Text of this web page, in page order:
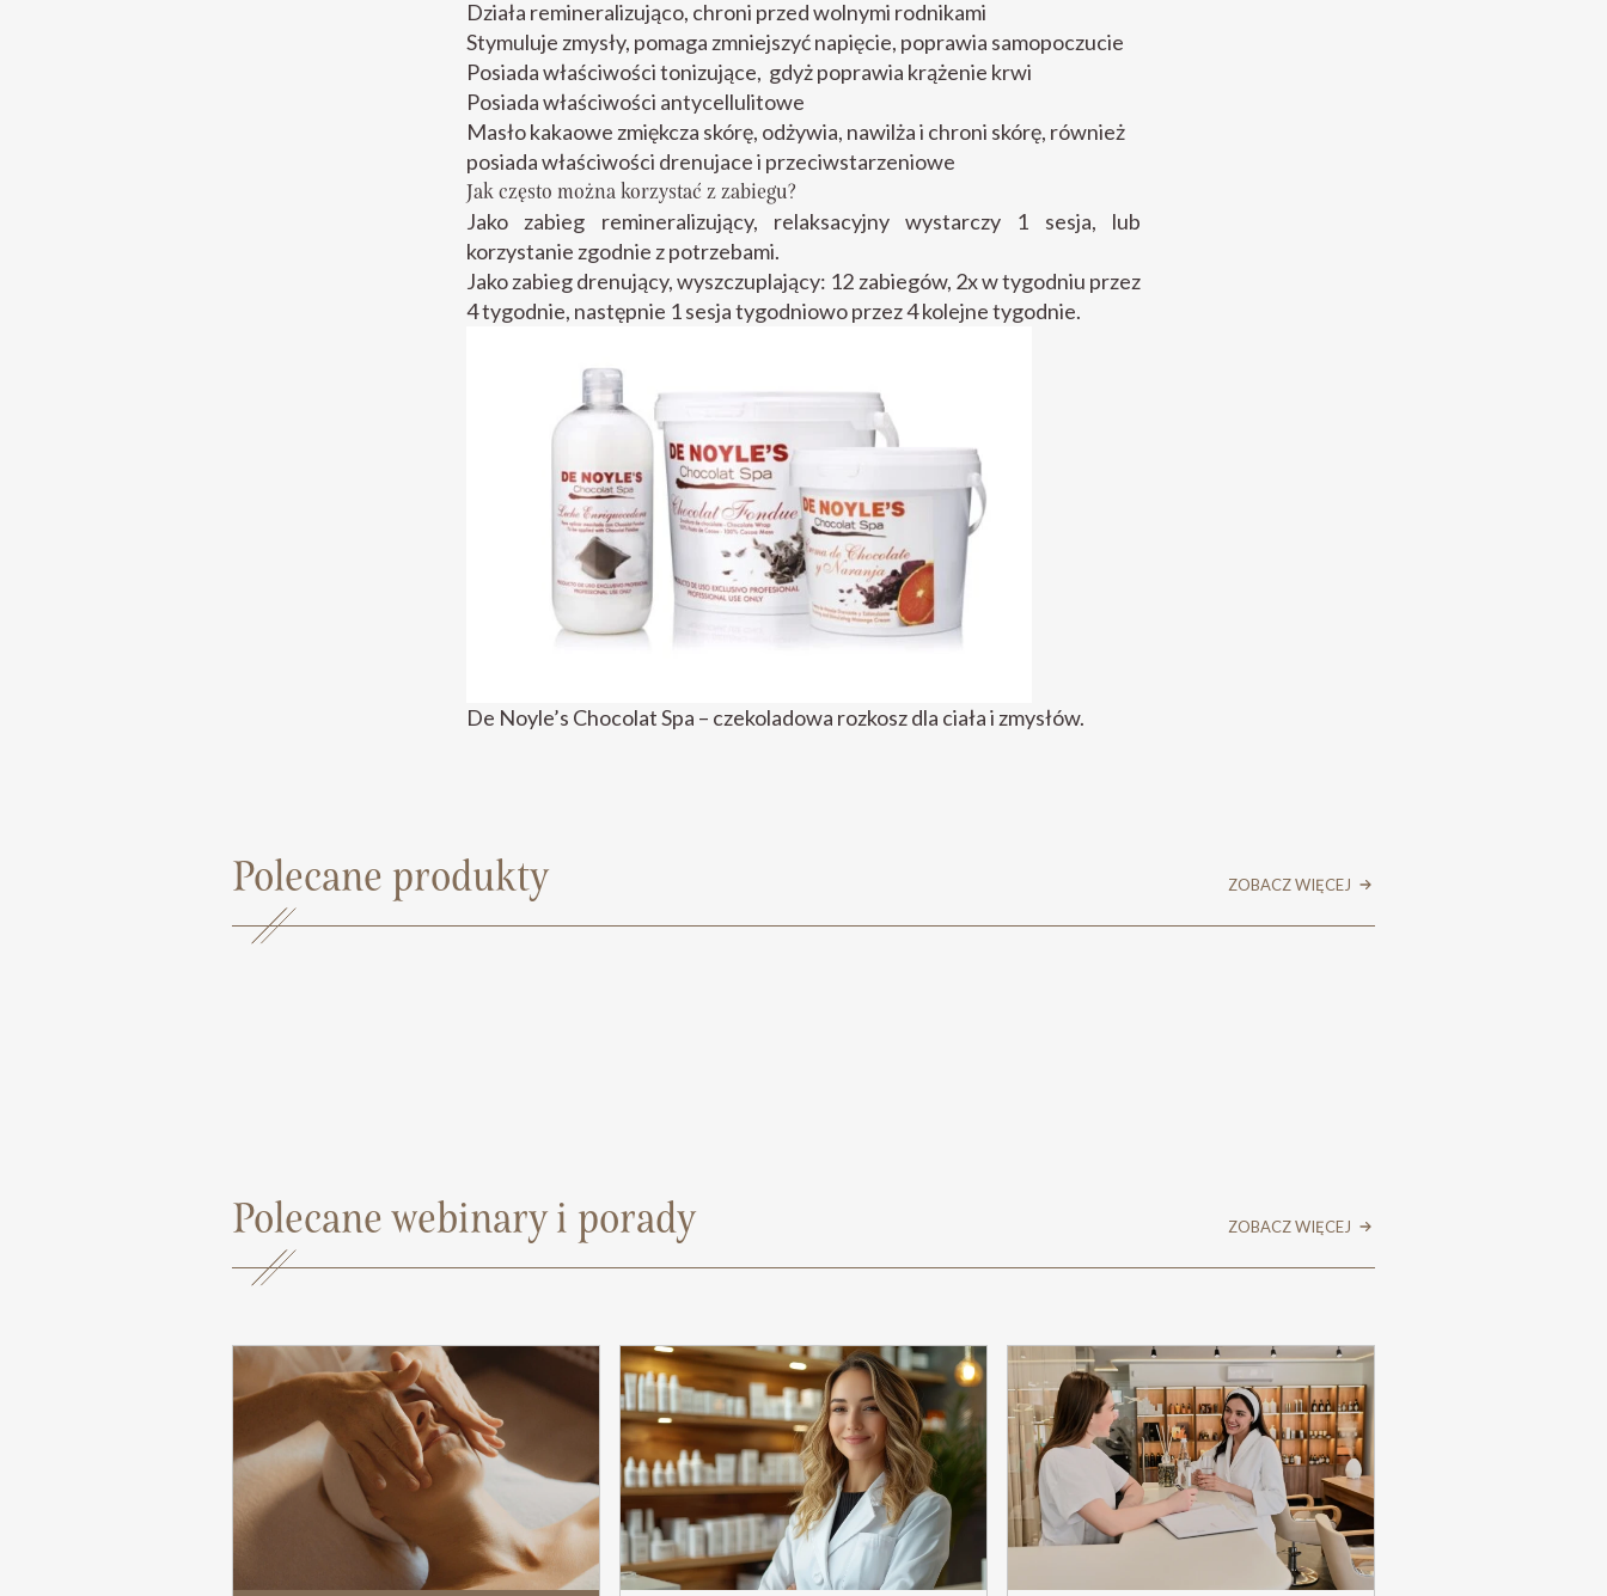
Działa remineralizująco, chroni przed wolnymi rodnikami
Stymuluje zmysły, pomaga zmniejszyć napięcie, poprawia samopoczucie
Posiada właściwości tonizujące, gdyż poprawia krążenie krwi
Posiada właściwości antycellulitowe
Masło kakaowe zmiękcza skórę, odżywia, nawilża i chroni skórę, również
posiada właściwości drenujace i przeciwstarzeniowe
Jak często można korzystać z zabiegu?
Jako zabieg remineralizujący, relaksacyjny wystarczy 1 sesja, lub
korzystanie zgodnie z potrzebami.
Jako zabieg drenujący, wyszczuplający: 12 zabiegów, 2x w tygodniu przez
4 tygodnie, następnie 1 sesja tygodniowo przez 4 kolejne tygodnie.
De Noyle’s Chocolat Spa – czekoladowa rozkosz dla ciała i zmysłów.
Polecane produkty ZOBACZ WIĘCEJ
Polecane webinary i porady ZOBACZ WIĘCEJ